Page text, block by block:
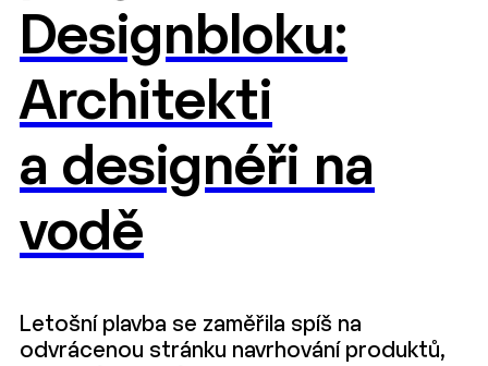
Designbloku:
Architekti
a designéři na
vodě
Letošní plavba se zaměřila spíš na
odvrácenou stránku navrhování produktů,